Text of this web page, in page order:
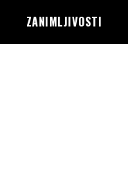
ZANIMLJIVOSTI